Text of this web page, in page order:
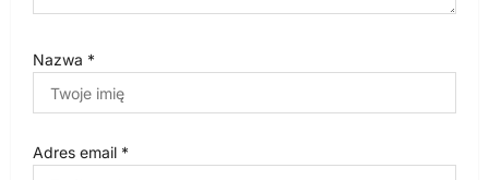
Nazwa *
Adres email *